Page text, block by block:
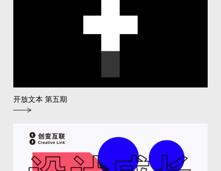
开放文本 第五期